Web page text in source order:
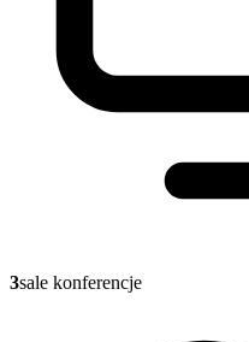
3sale konferencje